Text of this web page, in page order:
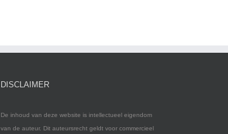
DISCLAIMER
De inhoud van deze website is intellectueel eigendom
van de auteur. Dit auteursrecht geldt voor commercieel